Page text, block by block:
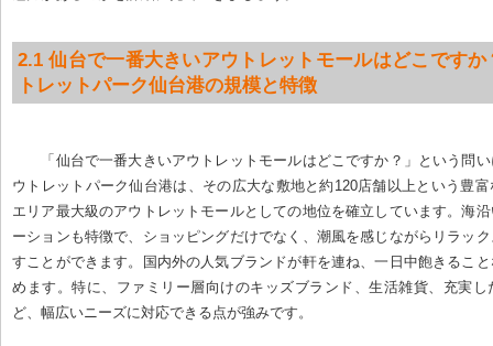
2.1 仙台で一番大きいアウトレットモールはどこですか
トレットパーク仙台港の規模と特徴
「仙台で一番大きいアウトレットモールはどこですか？」という問
ウトレットパーク仙台港は、その広大な敷地と約120店舗以上という豊
エリア最大級のアウトレットモールとしての地位を確立しています。海
ーションも特徴で、ショッピングだけでなく、潮風を感じながらリラッ
すことができます。国内外の人気ブランドが軒を連ね、一日中飽きるこ
めます。特に、ファミリー層向けのキッズブランド、生活雑貨、充実し
ど、幅広いニーズに対応できる点が強みです。